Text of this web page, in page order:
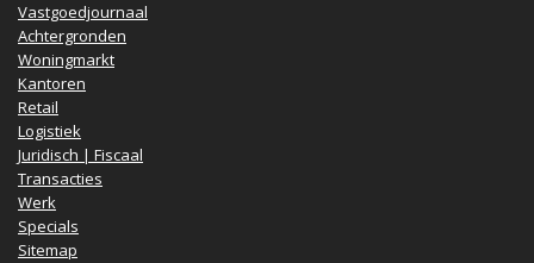
Vastgoedjournaal
Achtergronden
Woningmarkt
Kantoren
Retail
Logistiek
Juridisch | Fiscaal
Transacties
Werk
Specials
Sitemap